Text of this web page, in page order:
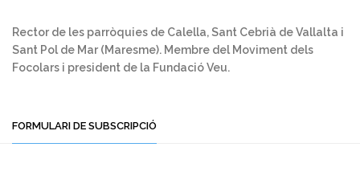
Rector de les parròquies de Calella, Sant Cebrià de Vallalta i
Sant Pol de Mar (Maresme). Membre del Moviment dels
Focolars i president de la Fundació Veu.
FORMULARI DE SUBSCRIPCIÓ